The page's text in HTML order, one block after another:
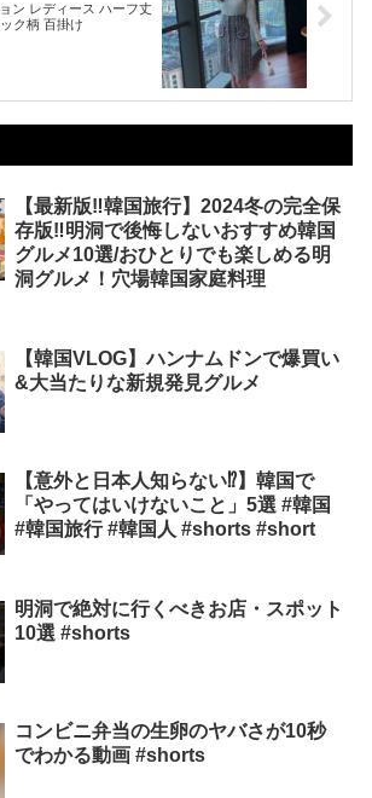
ン レディース ハーフ丈
ク柄 百掛け
【最新版‼️韓国旅行】2024冬の完全保
存版‼️明洞で後悔しないおすすめ韓国
グルメ10選/おひとりでも楽しめる明
洞グルメ！穴場韓国家庭料理
【韓国VLOG】ハンナムドンで爆買い
&大当たりな新規発見グルメ
【意外と日本人知らない⁉️】韓国で
「やってはいけないこと」5選 #韓国
#韓国旅行 #韓国人 #shorts #short
明洞で絶対に行くべきお店・スポット
10選 #shorts
コンビニ弁当の生卵のヤバさが10秒
でわかる動画 #shorts